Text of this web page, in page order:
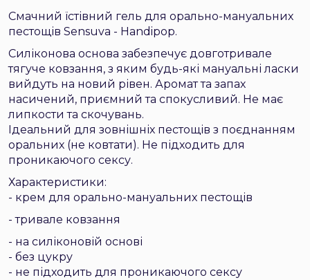
Смачний їстівний гель для орально-мануальних
пестощів Sensuva - Handipop.
Силіконова основа забезпечує довготривале
тягуче ковзання, з яким будь-які мануальні ласки
вийдуть на новий рівен. Аромат та запах
насичений, приємний та спокусливий. Не має
липкости та скочувань.
Ідеальний для зовнішніх пестощів з поєднанням
оральних (не ковтати). Не підходить для
проникаючого сексу.
Характеристики:
- крем для орально-мануальних пестощів
- тривале ковзання
- на силіконовій основі
- без цукру
- не підходить для проникаючого сексу